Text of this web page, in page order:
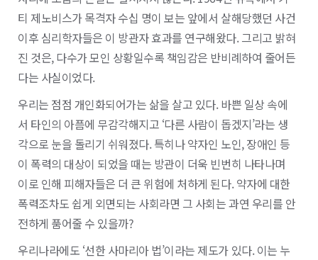
티 제노비스가 목격자 수십 명이 보는 앞에서 살해당했던 사건
이후 심리학자들은 이 방관자 효과를 연구해왔다. 그리고 밝혀
진 것은, 다수가 모인 상황일수록 책임감은 반비례하여 줄어든
다는 사실이었다.
우리는 점점 개인화되어가는 삶을 살고 있다. 바쁜 일상 속에
서 타인의 아픔에 무감각해지고 ‘다른 사람이 돕겠지’라는 생
각으로 눈을 돌리기 쉬워졌다. 특히나 약자인 노인, 장애인 등
이 폭력의 대상이 되었을 때는 방관이 더욱 빈번히 나타나며
이로 인해 피해자들은 더 큰 위험에 처하게 된다. 약자에 대한
폭력조차도 쉽게 외면되는 사회라면 그 사회는 과연 우리를 안
전하게 품어줄 수 있을까?
우리나라에도 ‘선한 사마리아 법’이라는 제도가 있다. 이는 누